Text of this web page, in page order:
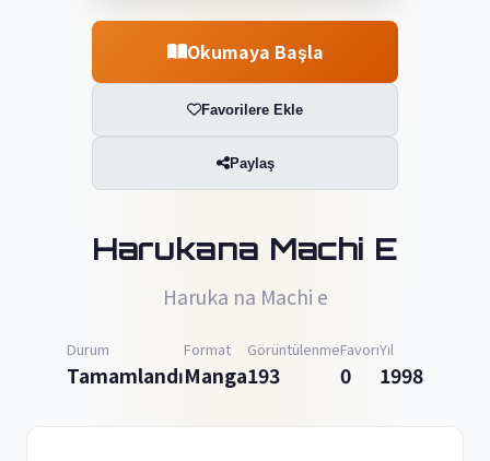
Okumaya Başla
Favorilere Ekle
Paylaş
Harukana Machi E
Haruka na Machi e
Durum
Tamamlandı
Format
Manga
Görüntülenme
193
Favori
0
Yıl
1998